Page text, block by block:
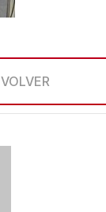
VOLVER